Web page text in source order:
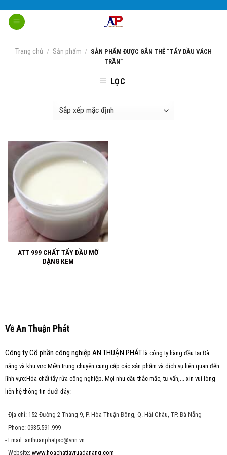
content
Trang chủ / Sản phẩm / SẢN PHẨM ĐƯỢC GẮN THẺ “TẨY DẦU VÁCH
TRẦN”
LỌC
ATT 999 CHẤT TẨY DẦU MỠ
DẠNG KEM
Về An Thuận Phát
Công ty Cổ phần công nghiệp AN THUẬN PHÁT là công ty hàng đầu tại Đà
nẵng và khu vực Miền trung chuyên cung cấp các sản phẩm và dịch vụ liên quan đến
lĩnh vực:Hóa chất tẩy rửa công nghiệp. Mọi nhu cầu thắc mắc, tư vấn,... xin vui lòng
liên hệ thông tin dưới đây:
- Địa chỉ: 152 Đường 2 Tháng 9, P. Hòa Thuận Đông, Q. Hải Châu, TP. Đà Nẵng
- Phone: 0935.591.999
- Email: anthuanphatjsc@vnn.vn
- Website: www.hoachattayruadanang.com